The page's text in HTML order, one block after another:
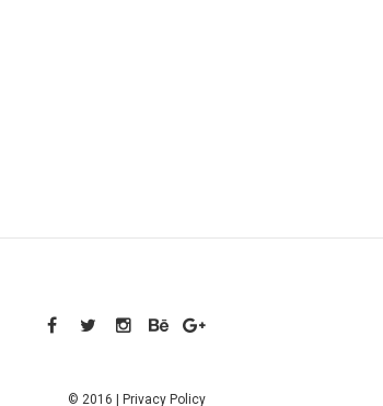
© 2016 | Privacy Policy